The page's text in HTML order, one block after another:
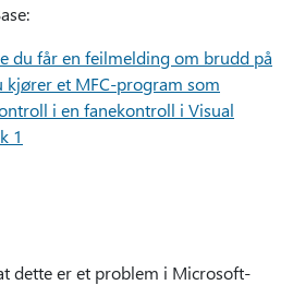
du får en feilmelding om brudd på
et MFC-program som
i en fanekontroll i Visual
1
dette er et problem i Microsoft-